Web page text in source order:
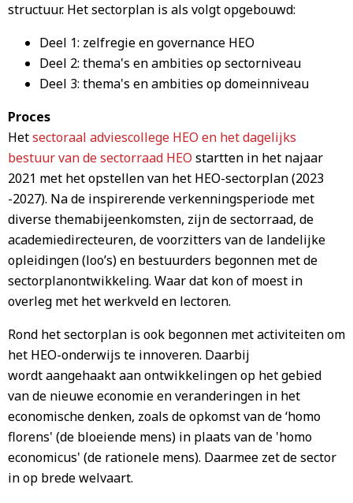
structuur. Het sectorplan is als volgt opgebouwd:
Deel 1: zelfregie en governance HEO
Deel 2: thema's en ambities op sectorniveau
Deel 3: thema's en ambities op domeinniveau
Proces
Hetsectoraal adviescollege HEO en het dagelijks
bestuur van de sectorraad HEO startten in het najaar
2021 met het opstellen van het HEO-sectorplan (2023
-2027). Na de inspirerende verkenningsperiode met
diverse themabijeenkomsten, zijn de sectorraad, de
academiedirecteuren, de voorzitters van de landelijke
opleidingen (loo’s) en bestuurders begonnen met de
sectorplanontwikkeling. Waar dat kon of moest in
overleg met het werkveld en lectoren.
Rond het sectorplan is ook begonnen met activiteiten om
het HEO-onderwijs te innoveren. Daarbij
wordt aangehaakt aan ontwikkelingen op het gebied
van de nieuwe economie en veranderingen in het
economische denken, zoals de opkomst van de ‘homo
florens' (de bloeiende mens) in plaats van de 'homo
economicus' (de rationele mens). Daarmee zet de sector
in op brede welvaart.